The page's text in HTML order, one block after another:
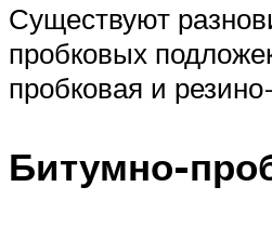
Существуют
пробковых
пробковая и
Битумно-